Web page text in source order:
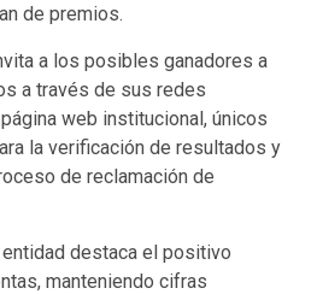
de premios.
a los posibles ganadores a
a través de sus redes
web institucional, únicos
la verificación de resultados y
de reclamación de
entidad destaca el positivo
manteniendo cifras